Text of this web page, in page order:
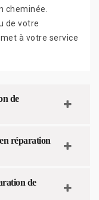
cheminée.
de votre
à votre service
de
réparation
de